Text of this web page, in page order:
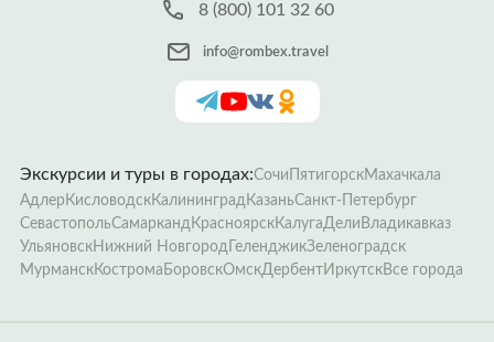
8 (800) 101 32 60
info@rombex.travel
Экскурсии и туры в городах:Сочи ПятигорскМахачкала
Адлер КисловодскКалининградКазаньСанкт-Петербург
СевастопольСамаркандКрасноярскКалугаДели Владикавказ
УльяновскНижний НовгородГеленджикЗеленоградск
МурманскКострома БоровскОмскДербентИркутскВсе города